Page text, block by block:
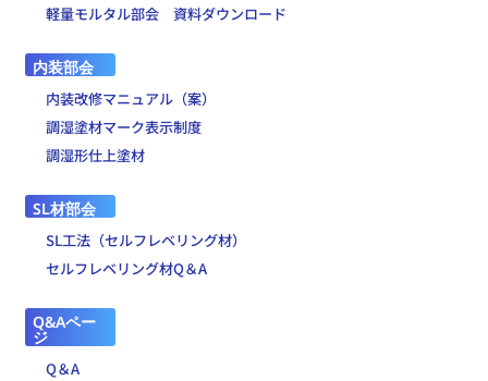
軽量モルタル部会 資料ダウンロード
内装部会
内装改修マニュアル（案）
調湿塗材マーク表示制度
調湿形仕上塗材
SL材部会
SL工法（セルフレベリング材）
セルフレベリング材Q＆A
Q&Aペー
ジ
Q＆A